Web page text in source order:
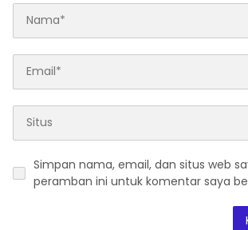
Simpan nama, email, dan situs web
peramban ini untuk komentar saya